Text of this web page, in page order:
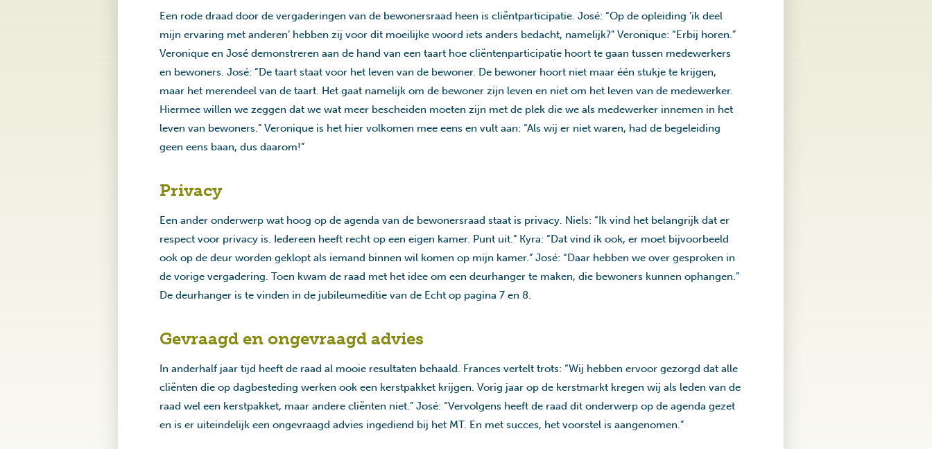
Een rode draad door de vergaderingen van de bewonersraad heen is cliëntparticipatie. José: “Op de opleiding ‘ik deel
mijn ervaring met anderen’ hebben zij voor dit moeilijke woord iets anders bedacht, namelijk?” Veronique: “Erbij horen.”
Veronique en José demonstreren aan de hand van een taart hoe cliëntenparticipatie hoort te gaan tussen medewerkers
en bewoners. José: “De taart staat voor het leven van de bewoner. De bewoner hoort niet maar één stukje te krijgen,
maar het merendeel van de taart. Het gaat namelijk om de bewoner zijn leven en niet om het leven van de medewerker.
Hiermee willen we zeggen dat we wat meer bescheiden moeten zijn met de plek die we als medewerker innemen in het
leven van bewoners.” Veronique is het hier volkomen mee eens en vult aan: “Als wij er niet waren, had de begeleiding
geen eens baan, dus daarom!”
Privacy
Een ander onderwerp wat hoog op de agenda van de bewonersraad staat is privacy. Niels: “Ik vind het belangrijk dat er
respect voor privacy is. Iedereen heeft recht op een eigen kamer. Punt uit.” Kyra: “Dat vind ik ook, er moet bijvoorbeeld
ook op de deur worden geklopt als iemand binnen wil komen op mijn kamer.” José: “Daar hebben we over gesproken in
de vorige vergadering. Toen kwam de raad met het idee om een deurhanger te maken, die bewoners kunnen ophangen.”
De deurhanger is te vinden in de jubileumeditie van de Echt op pagina 7 en 8.
Gevraagd en ongevraagd advies
In anderhalf jaar tijd heeft de raad al mooie resultaten behaald. Frances vertelt trots: “Wij hebben ervoor gezorgd dat alle
cliënten die op dagbesteding werken ook een kerstpakket krijgen. Vorig jaar op de kerstmarkt kregen wij als leden van de
raad wel een kerstpakket, maar andere cliënten niet.” José: “Vervolgens heeft de raad dit onderwerp op de agenda gezet
en is er uiteindelijk een ongevraagd advies ingediend bij het MT. En met succes, het voorstel is aangenomen.”